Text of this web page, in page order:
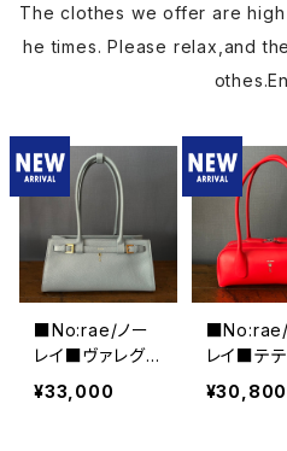
The clothes we offer are
he times. Please relax,and
■No:rae/ノー
レイ■ヴァレグ
ロ■バゲット型
レザーハンドバッ
¥33,000
■No:rae/
レイ■テ
■バゲット
ザーハン
¥30,800